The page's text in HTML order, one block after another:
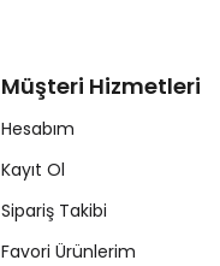
Müşteri Hizmetleri
Hesabım
Kayıt Ol
Sipariş Takibi
Favori Ürünlerim